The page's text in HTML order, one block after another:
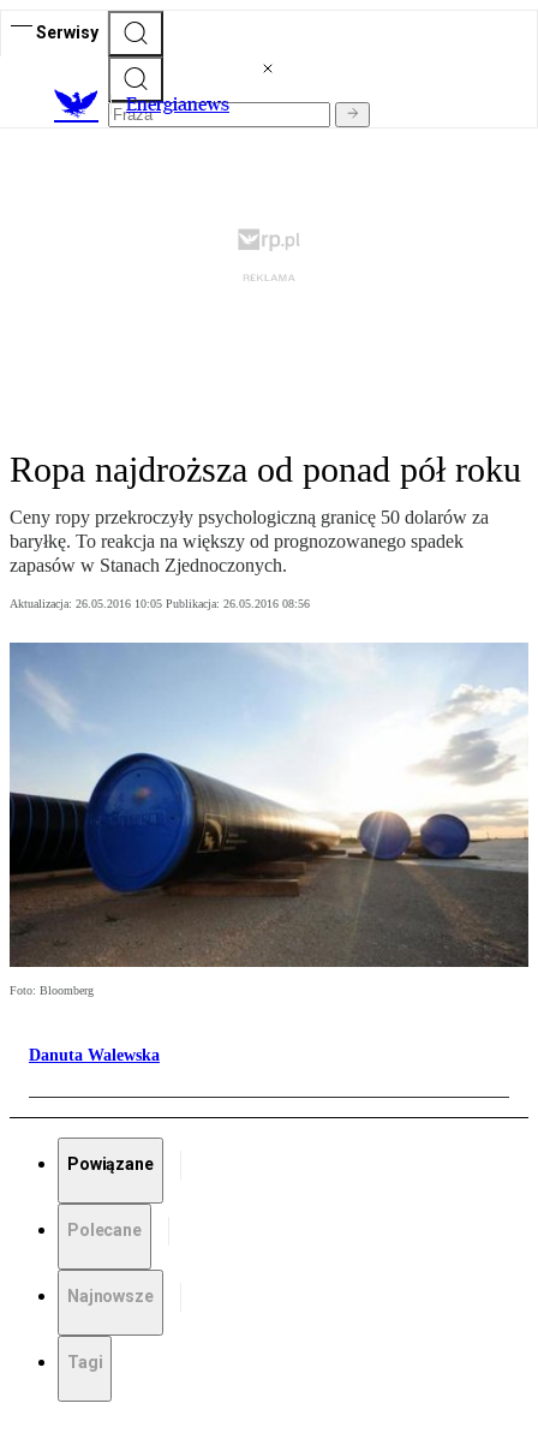
Serwisy
Energianews
Ropa najdroższa od ponad pół roku
Ceny ropy przekroczyły psychologiczną granicę 50 dolarów za
baryłkę. To reakcja na większy od prognozowanego spadek
zapasów w Stanach Zjednoczonych.
Aktualizacja: 26.05.2016 10:05 Publikacja: 26.05.2016 08:56
Foto: Bloomberg
Danuta Walewska
Powiązane
Polecane
Najnowsze
Tagi